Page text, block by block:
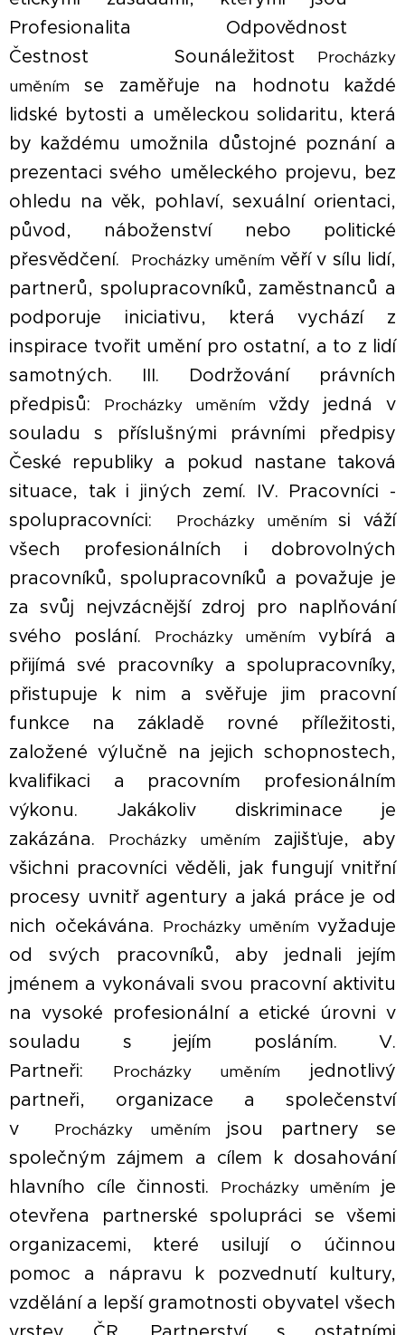
Profesionalita ▪ Odpovědnost ▪
Čestnost ▪ Sounáležitost
Procházky
uměním
se zaměřuje na hodnotu každé
lidské bytosti a uměleckou solidaritu, která
by každému umožnila důstojné poznání a
prezentaci svého uměleckého projevu, bez
ohledu na věk, pohlaví, sexuální orientaci,
původ, náboženství nebo politické
přesvědčení.
Procházky uměním věří v sílu lidí,
partnerů, spolupracovníků, zaměstnanců a
podporuje iniciativu, která vychází z
inspirace tvořit umění pro ostatní, a to z lidí
samotných. III. Dodržování právních
předpisů:
Procházky uměním vždy jedná v
souladu s příslušnými právními předpisy
České republiky a pokud nastane taková
situace, tak i jiných zemí. IV. Pracovníci -
spolupracovníci:
Procházky uměnímsi váží
všech profesionálních i dobrovolných
pracovníků, spolupracovníků a považuje je
za svůj nejvzácnější zdroj pro naplňování
svého poslání.
Procházky uměním vybírá a
přijímá své pracovníky a spolupracovníky,
přistupuje k nim a svěřuje jim pracovní
funkce na základě rovné příležitosti,
založené výlučně na jejich schopnostech,
kvalifikaci a pracovním profesionálním
výkonu. Jakákoliv diskriminace je
zakázána.
Procházky uměním
zajišťuje, aby
všichni pracovníci věděli, jak fungují vnitřní
procesy uvnitř agentury a jaká práce je od
nich očekávána. Procházky uměním vyžaduje
od svých pracovníků, aby jednali jejím
jménem a vykonávali svou pracovní aktivitu
na vysoké profesionální a etické úrovni v
souladu s jejím posláním. V.
Partneři:
Procházky uměním
jednotlivý
partneři, organizace a společenství
v
Procházky uměním jsou partnery se
společným zájmem a cílem k dosahování
hlavního cíle činnosti.
Procházky uměním
je
otevřena partnerské spolupráci se všemi
organizacemi, které usilují o účinnou
pomoc a nápravu k pozvednutí kultury,
vzdělání a lepší gramotnosti obyvatel všech